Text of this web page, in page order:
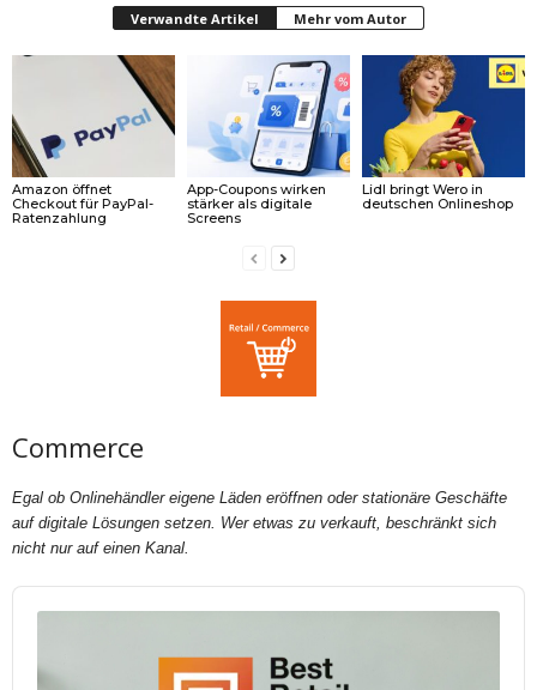
Verwandte Artikel Mehr vom Autor
Amazon öffnet
Checkout für PayPal-
Ratenzahlung
App-Coupons wirken
stärker als digitale
Screens
Lidl bringt Wero in
deutschen Onlineshop
Commerce
Egal ob Onlinehändler eigene Läden eröffnen oder stationäre Geschäfte
auf digitale Lösungen setzen. Wer etwas zu verkauft, beschränkt sich
nicht nur auf einen Kanal.
Audio
Player